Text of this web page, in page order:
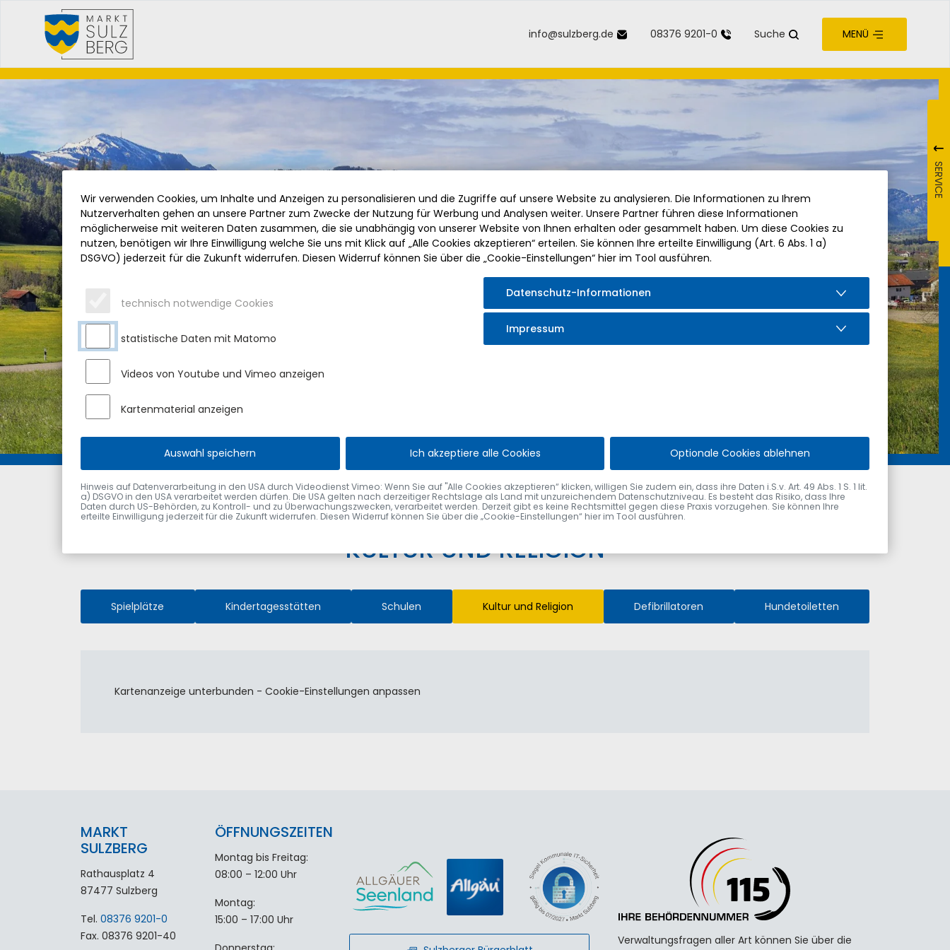
Inhalt der Seite anspringen
Informationen und Einstellungen zur Barrierefreiheit
info@sulzberg.de 08376 9201-0 Suche MENÜ
SERVICE
Markt Sulzberg Die Gemeinde Ortsplan Kultur und Religion
KULTUR UND RELIGION
Spielplätze Kindertagesstätten Schulen Kultur und Religion Defibrillatoren Hundetoiletten
Kartenanzeige unterbunden - Cookie-Einstellungen anpassen
MARKT
SULZBERG
Rathausplatz 4
87477 Sulzberg
Tel. 08376 9201-0
Fax. 08376 9201-40
ÖFFNUNGSZEITEN
Montag bis Freitag:
08:00 – 12:00 Uhr
Montag:
15:00 – 17:00 Uhr
Verwaltungsfragen aller Art können Sie über die
Wir verwenden Cookies, um Inhalte und Anzeigen zu personalisieren und die Zugriffe auf unsere Website zu analysieren. Die Informationen zu Ihrem
Nutzerverhalten gehen an unsere Partner zum Zwecke der Nutzung für Werbung und Analysen weiter. Unsere Partner führen diese Informationen
möglicherweise mit weiteren Daten zusammen, die sie unabhängig von unserer Website von Ihnen erhalten oder gesammelt haben. Um diese Cookies zu
nutzen, benötigen wir Ihre Einwilligung welche Sie uns mit Klick auf „Alle Cookies akzeptieren“ erteilen. Sie können Ihre erteilte Einwilligung (Art. 6 Abs. 1 a)
DSGVO) jederzeit für die Zukunft widerrufen. Diesen Widerruf können Sie über die „Cookie-Einstellungen“ hier im Tool ausführen.
technisch notwendige Cookies
statistische Daten mit Matomo
Videos von Youtube und Vimeo anzeigen
Kartenmaterial anzeigen
Datenschutz-Informationen
Impressum
Auswahl speichern Ich akzeptiere alle Cookies Optionale Cookies ablehnen
Hinweis auf Datenverarbeitung in den USA durch Videodienst Vimeo: Wenn Sie auf "Alle Cookies akzeptieren“ klicken, willigen Sie zudem ein, dass ihre Daten i.S.v. Art. 49 Abs. 1 S. 1 lit.
a) DSGVO in den USA verarbeitet werden dürfen. Die USA gelten nach derzeitiger Rechtslage als Land mit unzureichendem Datenschutzniveau. Es besteht das Risiko, dass Ihre
Daten durch US-Behörden, zu Kontroll- und zu Überwachungszwecken, verarbeitet werden. Derzeit gibt es keine Rechtsmittel gegen diese Praxis vorzugehen. Sie können Ihre
erteilte Einwilligung jederzeit für die Zukunft widerrufen. Diesen Widerruf können Sie über die „Cookie-Einstellungen“ hier im Tool ausführen.